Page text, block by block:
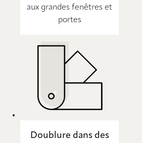
aux grandes fenêtres et
portes
Doublure dans des